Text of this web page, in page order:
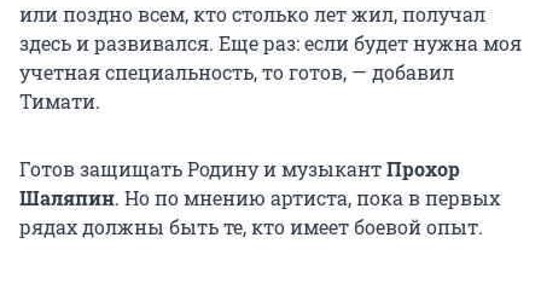
или поздно всем, кто столько лет жил, получал
здесь и развивался. Еще раз: если будет нужна моя
учетная специальность, то готов, — добавил
Тимати.
Готов защищать Родину и музыкантПрохор
Шаляпин. Но по мнению артиста, пока в первых
рядах должны быть те, кто имеет боевой опыт.